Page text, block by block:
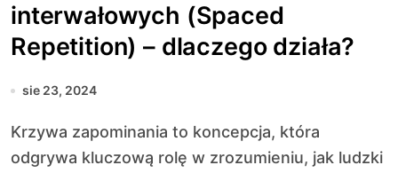
interwałowych (Spaced
Repetition) – dlaczego działa?
sie 23, 2024
Krzywa zapominania to koncepcja, która
odgrywa kluczową rolę w zrozumieniu, jak ludzki